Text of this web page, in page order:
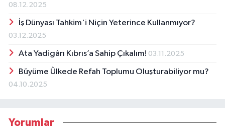
08.12.2025
İş Dünyası Tahkim'i Niçin Yeterince Kullanmıyor?
03.12.2025
Ata Yadigârı Kıbrıs’a Sahip Çıkalım! 03.11.2025
Büyüme Ülkede Refah Toplumu Oluşturabiliyor mu?
04.10.2025
Yorumlar